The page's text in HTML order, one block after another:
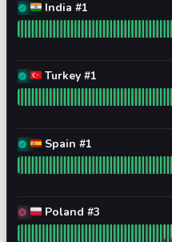
🇮🇳 India #1 - Работает
🇮🇳 India #1
🇹🇷 Turkey #1 - Работает
🇹🇷 Turkey #1
🇪🇸 Spain #1 - Работает
🇪🇸 Spain #1
🇵🇱 Poland #3 - Полная
🇵🇱 Poland #3
Читать график